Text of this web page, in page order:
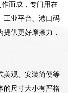
作而成，专门用在
工业平台、港口码
提供更好摩擦力，
美观、安装简便等
的尺寸大小有严格